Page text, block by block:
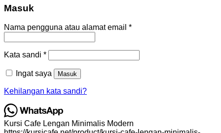
Masuk
Nama pengguna atau alamat email *Wajib
Kata sandi *Wajib
Ingat saya Masuk
Kehilangan kata sandi?
Kursi Cafe Lengan Minimalis Modern